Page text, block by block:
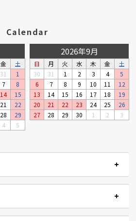
Calendar
金
土
31
1
7
8
14
15
21
22
28
29
4 5
2026年9月
日 月 火 水 木 金
土
30
31 1 2 3 4
5
6
7 8 9 10 11
12
13
14 15 16 17 18
19
20
21 22 23 24 25
26
27
28 29 30 1 2 3